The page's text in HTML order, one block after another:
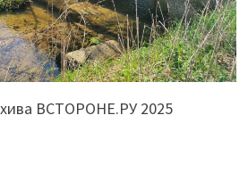
ВСТОРОНЕ.РУ 2025